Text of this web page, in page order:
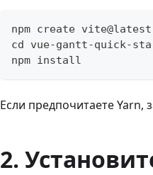
npm create
cd vue-gantt-quick-
npm install
Если предпочитаете Yarn,
2.